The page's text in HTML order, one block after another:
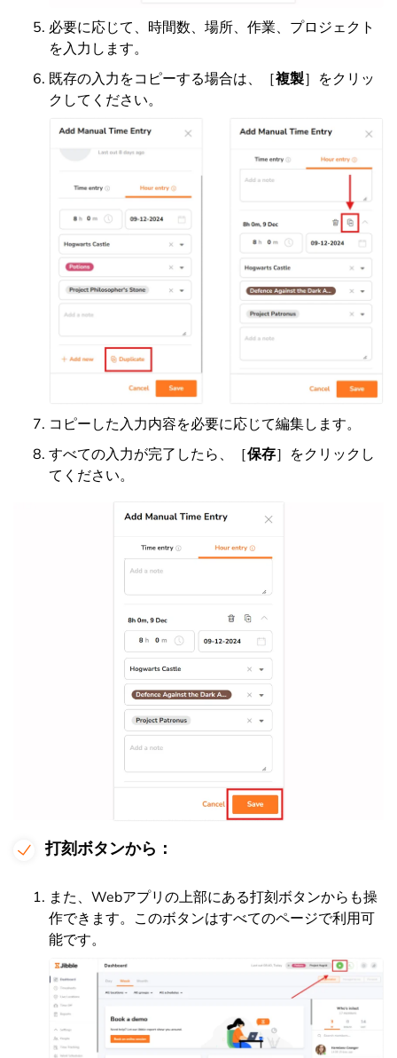
必要に応じて、時間数、場所、作業、プロジェクト
を入力します。
既存の入力をコピーする場合は、［複製］をクリッ
クしてください。
コピーした入力内容を必要に応じて編集します。
すべての入力が完了したら、［保存］をクリックし
てください。
打刻ボタンから：
また、Webアプリの上部にある打刻ボタンからも操
作できます。このボタンはすべてのページで利用可
能です。